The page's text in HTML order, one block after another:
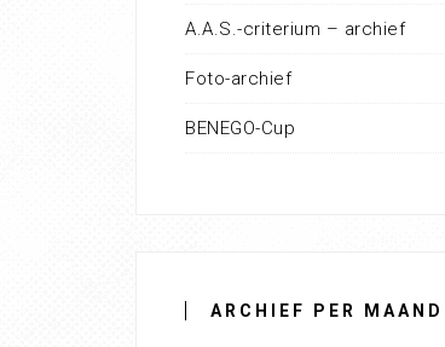
A.A.S.-criterium – archief
Foto-archief
BENEGO-Cup
ARCHIEF PER MAAND